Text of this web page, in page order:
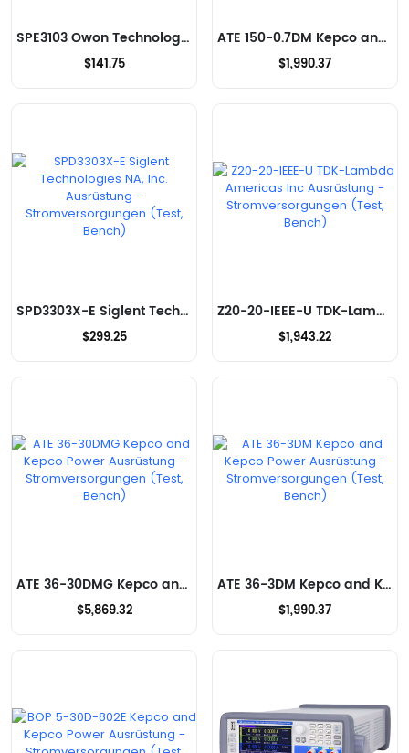
SPE3103 Owon Technology Lilliput Electronics (USA) Inc Ausrüstung - Stromversorgungen (Test, Bench)
$141.75
ATE 150-0.7DM Kepco and Kepco Power Ausrüstung - Stromversorgungen (Test, Bench)
$1,990.37
SPD3303X-E Siglent Technologies NA, Inc. Ausrüstung - Stromversorgungen (Test, Bench)
$299.25
Z20-20-IEEE-U TDK-Lambda Americas Inc Ausrüstung - Stromversorgungen (Test, Bench)
$1,943.22
ATE 36-30DMG Kepco and Kepco Power Ausrüstung - Stromversorgungen (Test, Bench)
$5,869.32
ATE 36-3DM Kepco and Kepco Power Ausrüstung - Stromversorgungen (Test, Bench)
$1,990.37